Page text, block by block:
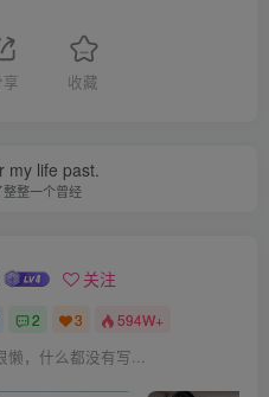
享 收藏
my life past.
整一个曾经
关注
2 3 594W+
懒，什么都没有写...